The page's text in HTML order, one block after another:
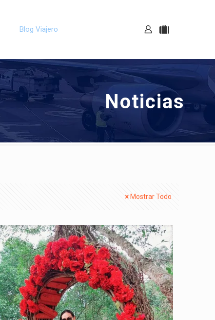
Blog Viajero
Noticias
Mostrar Todo